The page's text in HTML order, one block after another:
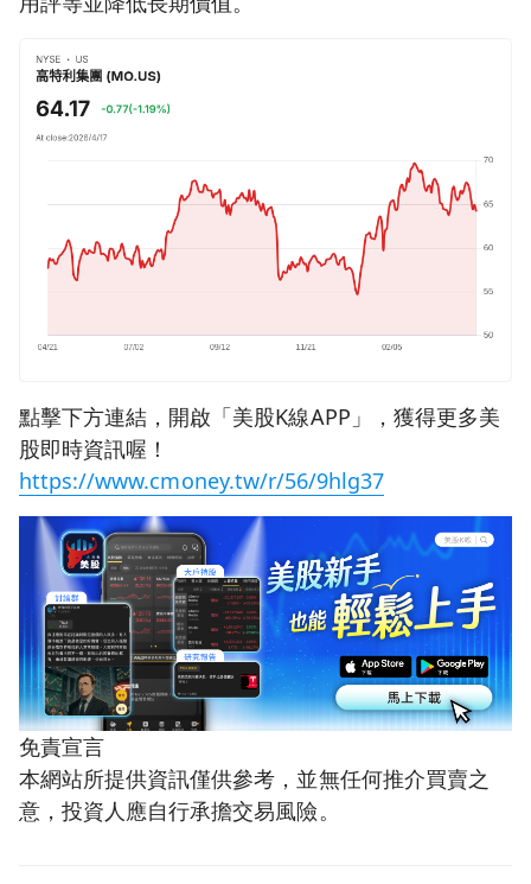
點擊下方連結，開啟「美股K線APP」，獲得更多美
股即時資訊喔！
https://www.cmoney.tw/r/56/9hlg37
免責宣言
本網站所提供資訊僅供參考，並無任何推介買賣之
意，投資人應自行承擔交易風險。